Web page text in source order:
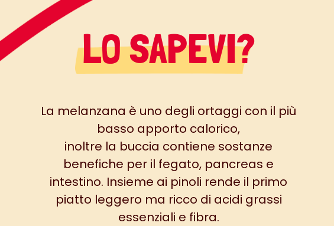
LO SAPEVI?
La melanzana è uno degli ortaggi con il più
basso apporto calorico,
inoltre la buccia contiene sostanze
benefiche per il fegato, pancreas e
intestino. Insieme ai pinoli rende il primo
piatto leggero ma ricco di acidi grassi
essenziali e fibra.